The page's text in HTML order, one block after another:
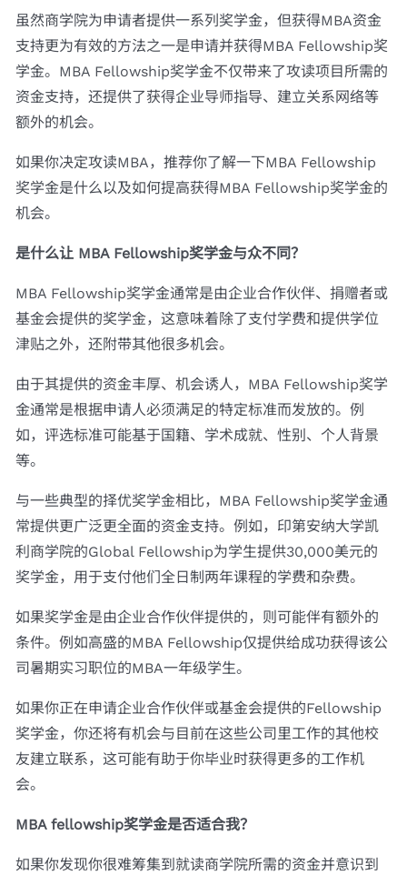
虽然商学院为申请者提供一系列奖学金，但获得MBA资金
支持更为有效的方法之一是申请并获得MBA Fellowship奖
学金。MBA Fellowship奖学金不仅带来了攻读项目所需的
资金支持，还提供了获得企业导师指导、建立关系网络等
额外的机会。
如果你决定攻读MBA，推荐你了解一下MBA Fellowship
奖学金是什么以及如何提高获得MBA Fellowship奖学金的
机会。
是什么让 MBA Fellowship奖学金与众不同？
MBA Fellowship奖学金通常是由企业合作伙伴、捐赠者或
基金会提供的奖学金，这意味着除了支付学费和提供学位
津贴之外，还附带其他很多机会。
由于其提供的资金丰厚、机会诱人，MBA Fellowship奖学
金通常是根据申请人必须满足的特定标准而发放的。例
如，评选标准可能基于国籍、学术成就、性别、个人背景
等。
与一些典型的择优奖学金相比，MBA Fellowship奖学金通
常提供更广泛更全面的资金支持。例如，印第安纳大学凯
利商学院的Global Fellowship为学生提供30,000美元的
奖学金，用于支付他们全日制两年课程的学费和杂费。
如果奖学金是由企业合作伙伴提供的，则可能伴有额外的
条件。例如高盛的MBA Fellowship仅提供给成功获得该公
司暑期实习职位的MBA一年级学生。
如果你正在申请企业合作伙伴或基金会提供的Fellowship
奖学金，你还将有机会与目前在这些公司里工作的其他校
友建立联系，这可能有助于你毕业时获得更多的工作机
会。
MBA fellowship奖学金是否适合我？
如果你发现你很难筹集到就读商学院所需的资金并意识到